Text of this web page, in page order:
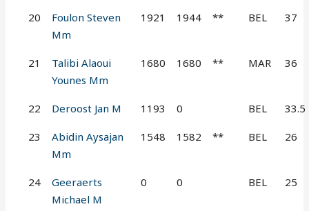
20
Foulon Steven
Mm
1921 1944 ** BEL 37
21
Talibi Alaoui
Younes Mm
1680 1680 ** MAR 36
22 Deroost Jan M 1193 0 BEL 33.5
23
Abidin Aysajan
Mm
1548 1582 ** BEL 26
24
Geeraerts
Michael M
0 0 BEL 25